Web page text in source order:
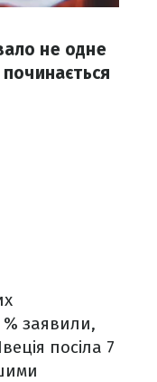
не одне
% заявили,
посіла 7